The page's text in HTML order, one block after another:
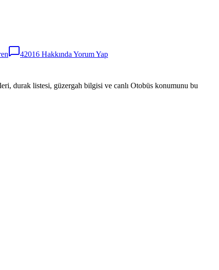
42016 Hakkında Yorum Yap
durak listesi, güzergah bilgisi ve canlı Otobüs konumunu bu